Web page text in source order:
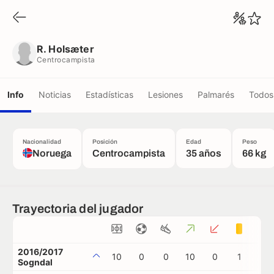
R. Holsæter
Centrocampista
Info Noticias Estadísticas Lesiones Palmarés
Nacionalidad
Noruega
Posición
Centrocampista
Edad
35 años
Peso
66 kg
Trayectoria del jugador
2016/2017
Sogndal
10 0 0 10 0 1